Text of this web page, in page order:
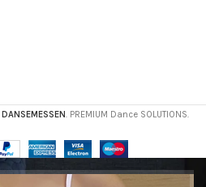
DANSEMESSEN. PREMIUM Dance SOLUTIONS.